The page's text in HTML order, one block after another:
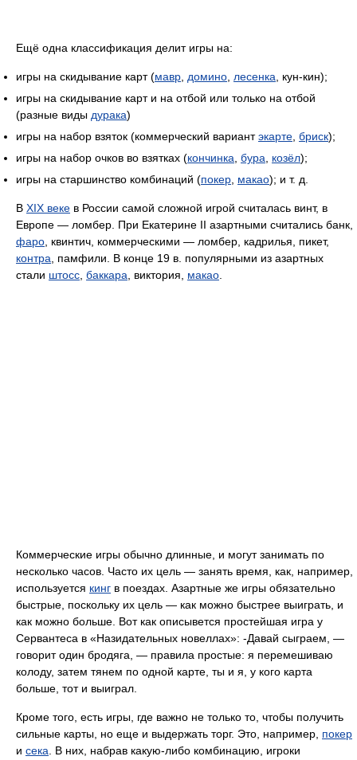
Ещё одна классификация делит игры на:
игры на скидывание карт (мавр домино лесенка , кун-кин);
игры на скидывание карт и на отбой или только на отбой
(разные виды дурака)
игры на набор взяток (коммерческий вариантэкарте бриск);
игры на набор очков во взятках (кончинка бура козёл);
игры на старшинство комбинаций (покер макао); и т. д.
В XIX веке в России самой сложной игрой считалась винт, в
Европе — ломбер. При Екатерине II азартными считались банк,
фаро , квинтич, коммерческими — ломбер, кадрилья, пикет,
контра , памфили. В конце 19 в. популярными из азартных
стали штосс баккара , виктория, макао
Коммерческие игры обычно длинные, и могут занимать по
несколько часов. Часто их цель — занять время, как, например,
используется кинг в поездах. Азартные же игры обязательно
быстрые, поскольку их цель — как можно быстрее выиграть, и
как можно больше. Вот как описывется простейшая игра у
Сервантеса в «Назидательных новеллах»: -Давай сыграем, —
говорит один бродяга, — правила простые: я перемешиваю
колоду, затем тянем по одной карте, ты и я, у кого карта
больше, тот и выиграл.
Кроме того, есть игры, где важно не только то, чтобы получить
сильные карты, но еще и выдержать торг. Это, например, покер
и сека . В них, набрав какую-либо комбинацию, игроки